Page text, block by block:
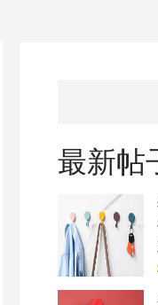
最新帖